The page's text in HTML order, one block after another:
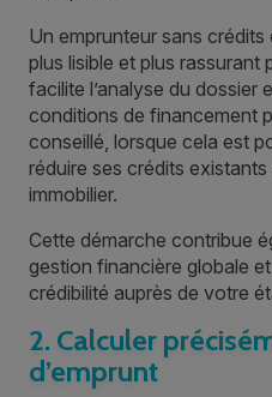
Un emprunteur sans
plus lisible et plus rassurant
facilite l’analyse du dossier
conditions de financement
conseillé, lorsque cela est
réduire ses crédits
immobilier.
Cette démarche contribue
gestion financière globale
crédibilité auprès de votre
2. Calculer
d’emprunt